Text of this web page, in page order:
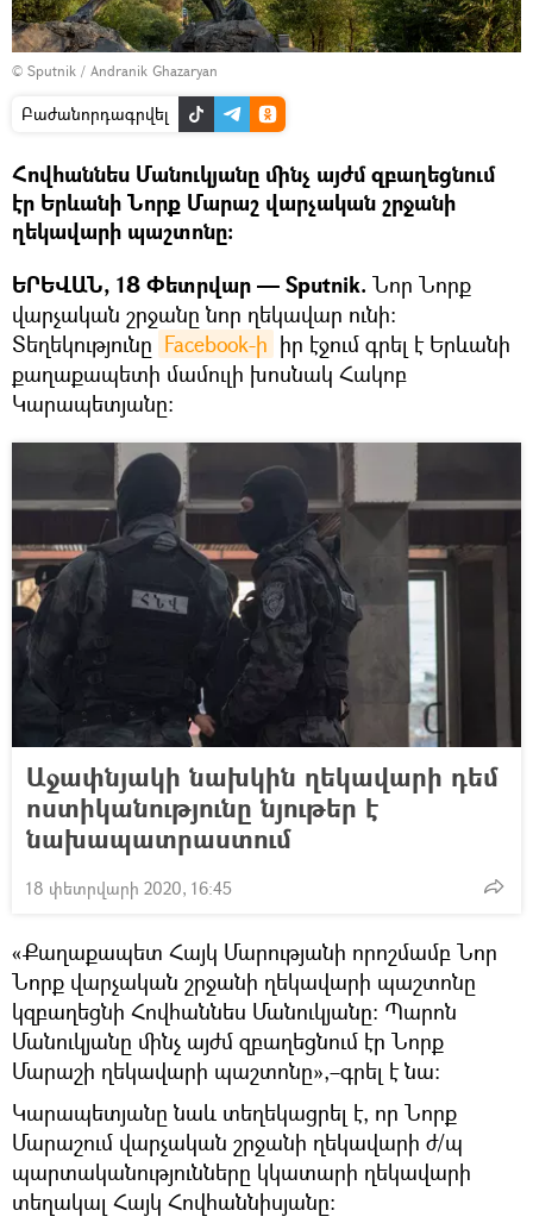
© Sputnik / Andranik Ghazaryan
Բաժանորդագրվել
Հովհաննես Մանուկյանը մինչ այժմ զբաղեցնում
էր Երևանի Նորք Մարաշ վարչական շրջանի
ղեկավարի պաշտոնը։
ԵՐԵՎԱՆ, 18 Փետրվար — Sputnik. Նոր Նորք
վարչական շրջանը նոր ղեկավար ունի։
Տեղեկությունը Facebook-ի իր էջում գրել է Երևանի
քաղաքապետի մամուլի խոսնակ Հակոբ
Կարապետյանը։
Աջափնյակի նախկին ղեկավարի դեմ
ոստիկանությունը նյութեր է
նախապատրաստում
18 փետրվարի 2020, 16:45
«Քաղաքապետ Հայկ Մարությանի որոշմամբ Նոր
Նորք վարչական շրջանի ղեկավարի պաշտոնը
կզբաղեցնի Հովհաննես Մանուկյանը։ Պարոն
Մանուկյանը մինչ այժմ զբաղեցնում էր Նորք
Մարաշի ղեկավարի պաշտոնը»,–գրել է նա։
Կարապետյանը նաև տեղեկացրել է, որ Նորք
Մարաշում վարչական շրջանի ղեկավարի ժ/պ
պարտականությունները կկատարի ղեկավարի
տեղակալ Հայկ Հովհաննիսյանը։